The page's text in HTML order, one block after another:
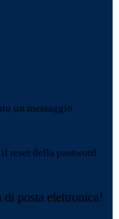
un messaggio
reset della password
posta elettronica!